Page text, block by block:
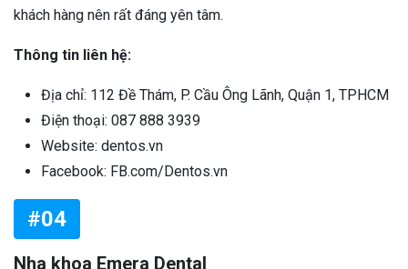
khách hàng nên rất đáng yên tâm.
Thông tin liên hệ:
Địa chỉ: 112 Đề Thám, P. Cầu Ông Lãnh, Quận 1, TPHCM
Điện thoại: 087 888 3939
Website: dentos.vn
Facebook: FB.com/Dentos.vn
#04
Nha khoa Emera Dental